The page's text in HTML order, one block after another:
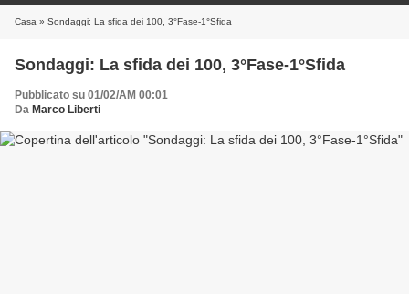
Casa » Sondaggi: La sfida dei 100, 3°Fase-1°Sfida
Sondaggi: La sfida dei 100, 3°Fase-1°Sfida
Pubblicato su 01/02/AM 00:01
Da Marco Liberti